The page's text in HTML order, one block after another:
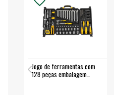
Jogo de ferramentas com
128 peças embalagem